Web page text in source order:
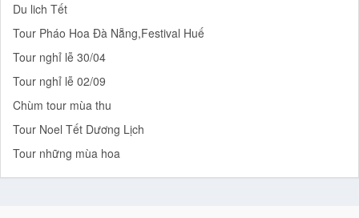
Du lich Tết
Tour Pháo Hoa Đà Nẵng,Festival Huế
Tour nghỉ lễ 30/04
Tour nghỉ lễ 02/09
Chùm tour mùa thu
Tour Noel Tết Dương Lịch
Tour những mùa hoa